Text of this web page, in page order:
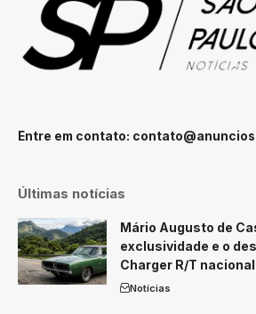
Entre em contato:
Últimas notícias
Mário Augusto de
exclusividade e o
Charger R/T nacional
Notícias